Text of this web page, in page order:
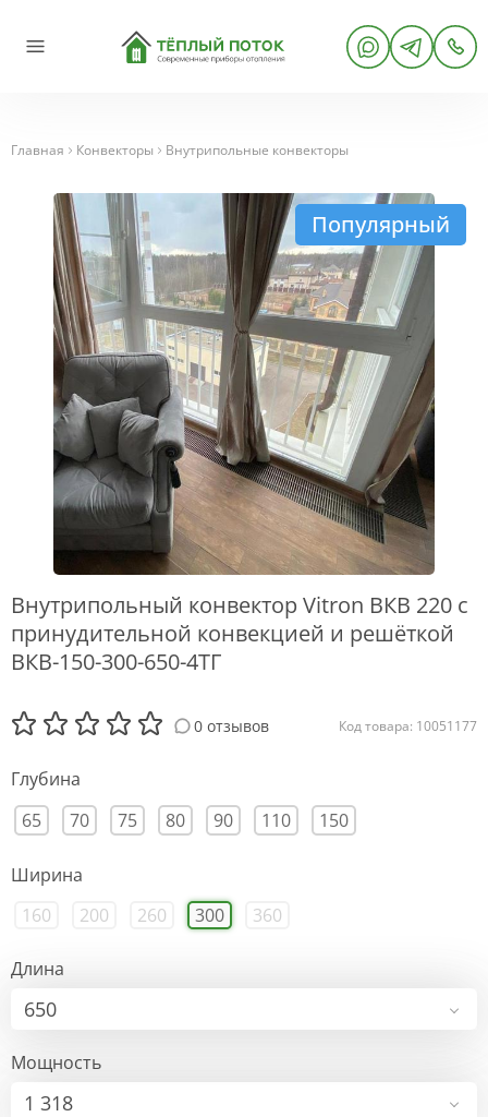
Главная Конвекторы Внутрипольные конвекторы
Популярный
Внутрипольный конвектор Vitron ВКВ 220 с
принудительной конвекцией и решёткой
ВКВ-150-300-650-4ТГ
0 отзывов Код товара: 10051177
Глубина
65
70 75 80 90 110 150
Ширина
160
200 260 300 360
Длина
650
Мощность
1 318